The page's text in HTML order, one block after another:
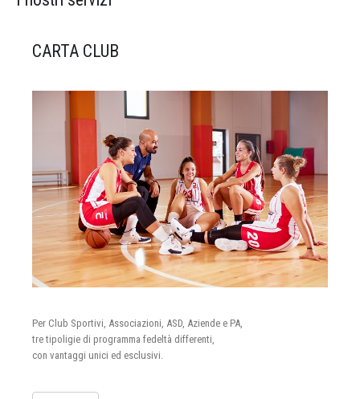
CARTA CLUB
Per Club Sportivi, Associazioni, ASD, Aziende e PA,
tre tipoligie di programma fedeltà differenti,
con vantaggi unici ed esclusivi.